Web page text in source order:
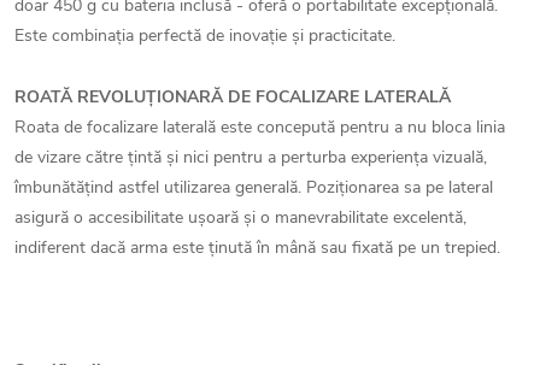
doar 450 g cu bateria inclusă - oferă o portabilitate excepțională.
Este combinația perfectă de inovație și practicitate.
ROATĂ REVOLUȚIONARĂ DE FOCALIZARE LATERALĂ
Roata de focalizare laterală este concepută pentru a nu bloca linia
de vizare către țintă și nici pentru a perturba experiența vizuală,
îmbunătățind astfel utilizarea generală. Poziționarea sa pe lateral
asigură o accesibilitate ușoară și o manevrabilitate excelentă,
indiferent dacă arma este ținută în mână sau fixată pe un trepied.